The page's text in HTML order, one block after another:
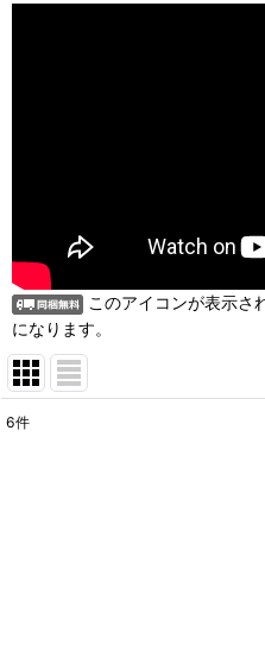
このアイコンが表示さ
になります。
6件